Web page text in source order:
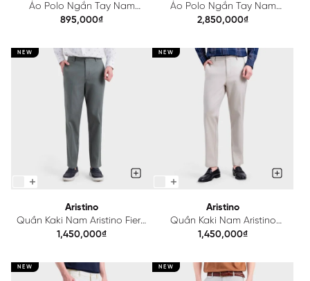
Áo Polo Ngắn Tay Nam
Aristino Regular APS239SAH2
895,000₫
Áo Polo Ngắn Tay Nam
Aristino Business Regular
2,850,000₫
NEW
Aristino
Quần Kaki Nam Aristino Fiero
AKK808A0H0
1,450,000₫
NEW
Aristino
Quần Kaki Nam Aristino
Regular Fit AKK804A0H0
1,450,000₫
NEW NEW